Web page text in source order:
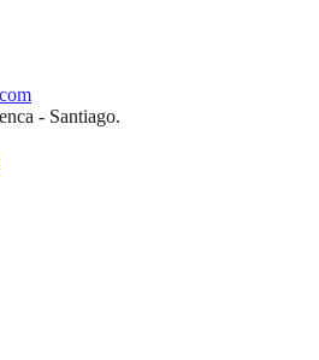
- Santiago.